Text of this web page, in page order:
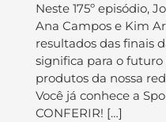
Neste 175º episódio,
Ana Campos e Kim
resultados das finais
significa para o
produtos da nossa
Você já conhece a
CONFERIR! […]